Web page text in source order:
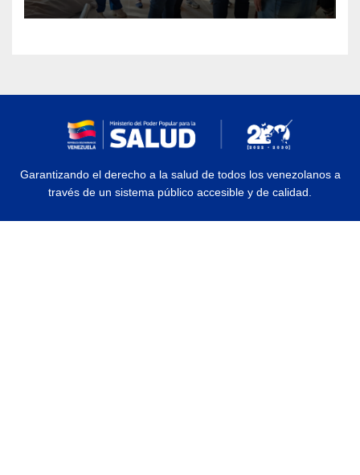
Garantizando el derecho a la salud de todos los venezolanos a
través de un sistema público accesible y de calidad.